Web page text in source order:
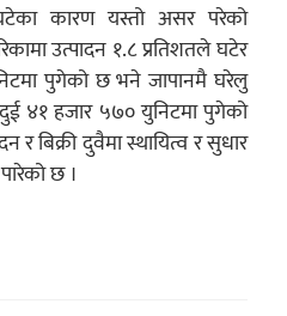
कारण यस्तो असर परेको
उत्पादन १.८ प्रतिशतले घटेर
पुगेको छ भने जापानमै घरेलु
४१ हजार ५७० युनिटमा पुगेको
र बिक्री दुवैमा स्थायित्व र सुधार
छ ।